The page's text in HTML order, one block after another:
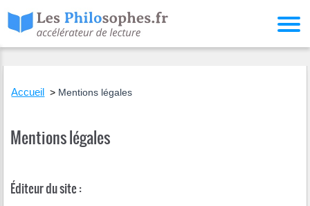
Accueil Mentions légales
Mentions légales
Éditeur du site :